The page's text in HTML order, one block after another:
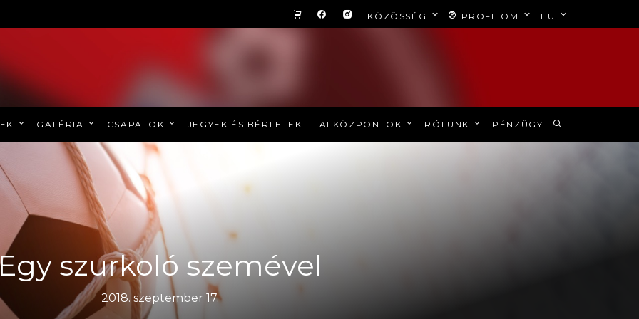
KÖZÖSSÉG PROFILOM HU
GALÉRIA CSAPATOK JEGYEK ÉS BÉRLETEK ALKÖZPONTOK RÓLUNK PÉNZÜGY
szurkoló szemével
2018. szeptember 17.